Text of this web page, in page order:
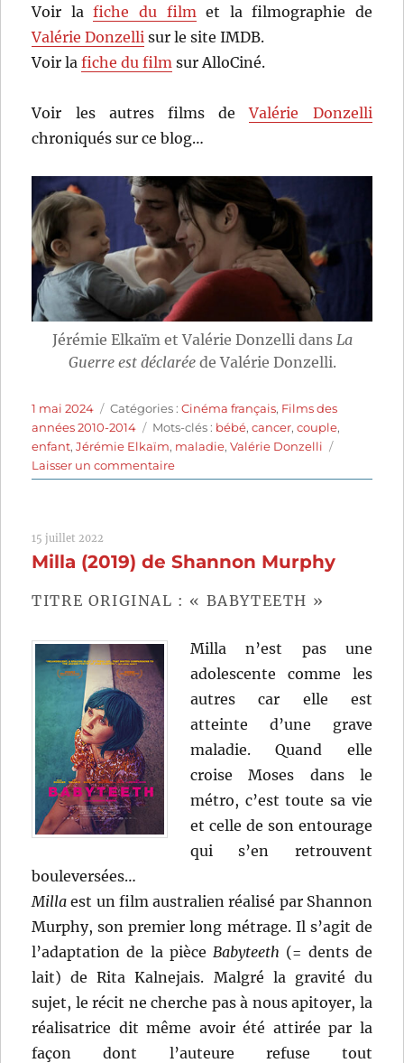
Voir lafiche du filmet la filmographie de
Valérie Donzelli sur le site IMDB.
Voir lafiche du film sur AlloCiné.
Voir les autres films deValérie Donzelli
chroniqués sur ce blog…
Jérémie Elkaïm et Valérie Donzelli dans La
Guerre est déclaréede Valérie Donzelli.
Publié
le
1 mai 2024 Catégories
Catégories :Cinéma français, Films des
années 2010-2014
Étiquettes
Mots-clés : bébé,cancer,couple,
enfant,Jérémie Elkaïm, maladie,Valérie Donzelli
Laisser un commentairesur
La
(2011)
Valérie
15 juillet 2022
Milla (2019) de Shannon Murphy
TITRE ORIGINAL : « BABYTEETH »
Milla n’est pas une
adolescente comme les
autres car elle est
atteinte d’une grave
maladie. Quand elle
croise Moses dans le
métro, c’est toute sa vie
et celle de son entourage
qui s’en retrouvent
bouleversées…
Milla est un film australien réalisé par Shannon
Murphy, son premier long métrage. Il s’agit de
l’adaptation de la pièce Babyteeth (= dents de
lait) de Rita Kalnejais. Malgré la gravité du
sujet, le récit ne cherche pas à nous apitoyer, la
réalisatrice dit même avoir été attirée par la
façon dont l’auteure refuse tout